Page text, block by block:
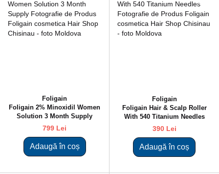
Foligain
Foligain 2% Minoxidil Women
Solution 3 Month Supply
799 Lei
Adaugă în coș
Foligain
Fоligain Hair & Scalp Roller
With 540 Titanium Needles
390 Lei
Adaugă în coș